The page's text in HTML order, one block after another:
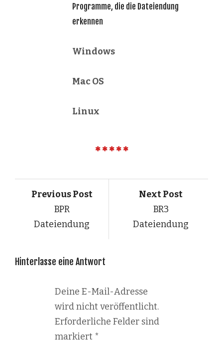
Programme, die die Dateiendung
erkennen
Windows
Mac OS
Linux
Previous Post
BPR
Dateiendung
Next Post
BR3
Dateiendung
Hinterlasse eine Antwort
Deine E-Mail-Adresse
wird nicht veröffentlicht.
Erforderliche Felder sind
markiert *